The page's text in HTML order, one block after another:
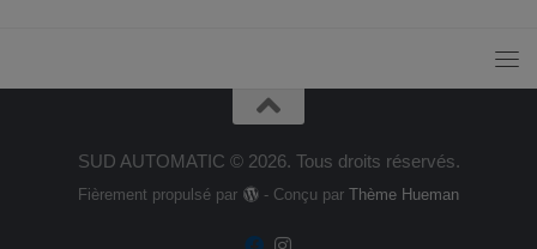
SUD AUTOMATIC © 2026. Tous droits réservés.
Fièrement propulsé par - Conçu par Thème Hueman